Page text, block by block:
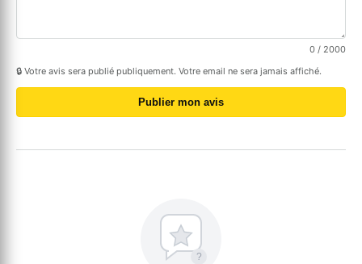
0 / 2000
🔒 Votre avis sera publié publiquement. Votre email ne sera jamais affiché.
Publier mon avis
?